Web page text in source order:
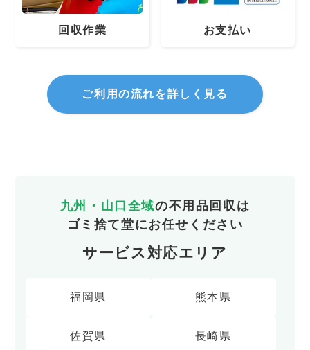
回収作業 お支払い
ご利用の流れを詳しく見る
九州・山口全域の不用品回収は
ゴミ捨て堂にお任せください
サービス対応エリア
福岡県 熊本県
佐賀県 長崎県